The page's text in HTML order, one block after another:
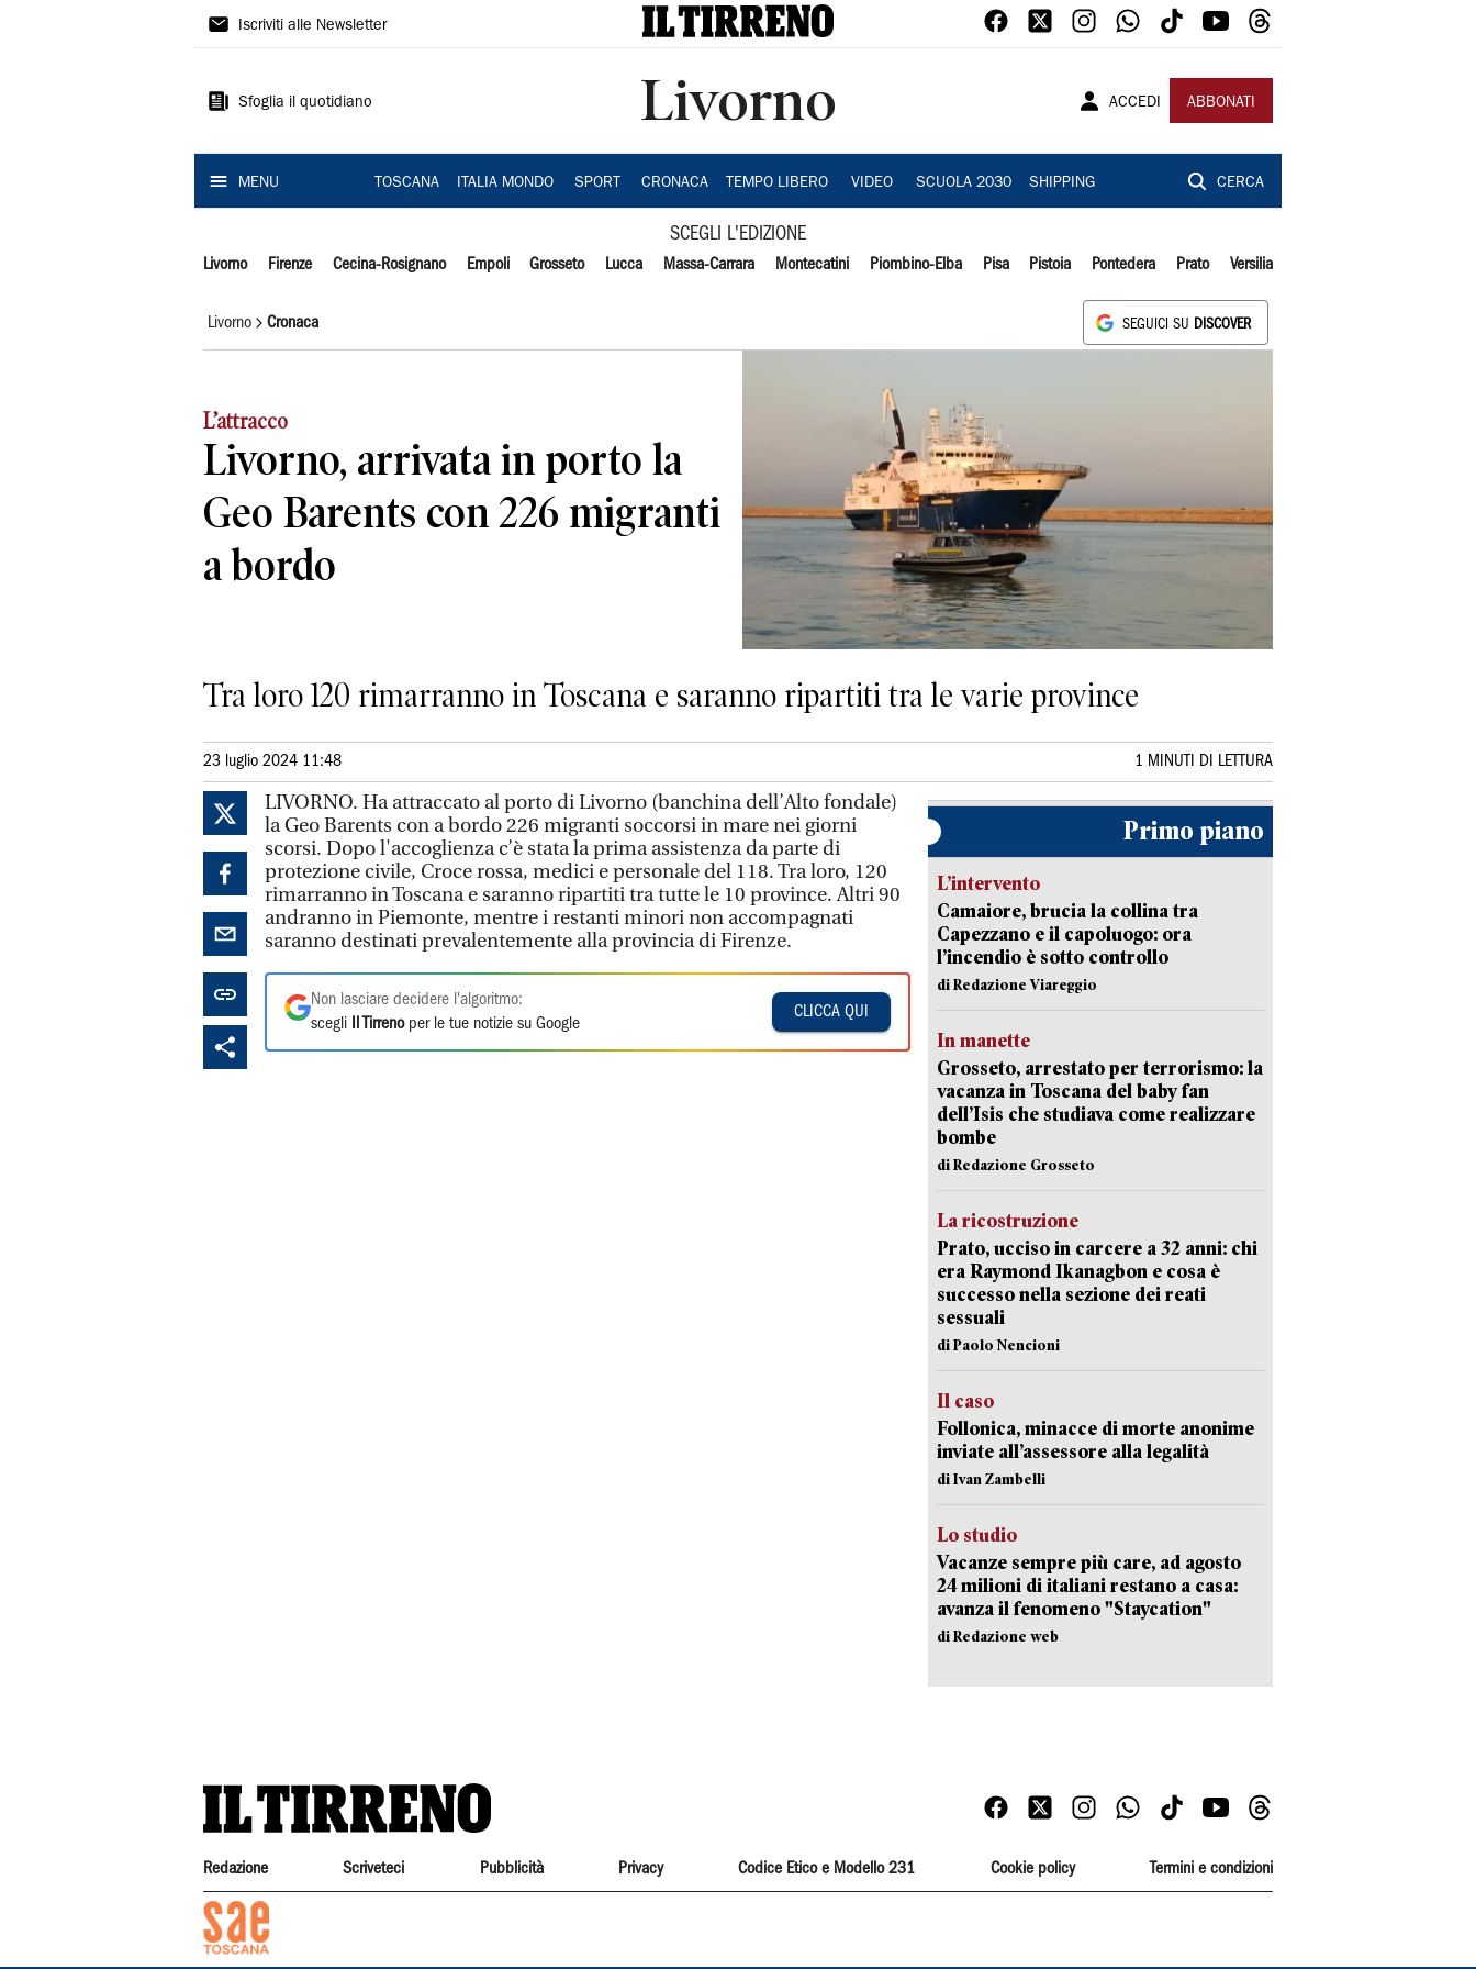
Il
Iscriviti alle Newsletter
Sfoglia il quotidiano Livorno ACCEDI ABBONATI
MENU TOSCANA ITALIA MONDO SPORT CRONACA TEMPO LIBERO VIDEO SCUOLA 2030 SHIPPING CERCA
SCEGLI L'EDIZIONE
Livorno Firenze Cecina-Rosignano Empoli Grosseto Lucca Massa-Carrara Montecatini Piombino-Elba Pisa Pistoia Pontedera Prato Versilia
Livorno Cronaca SEGUICI SU DISCOVER
L’attracco
Livorno, arrivata in porto la
Geo Barents con 226 migranti
a bordo
Tra loro 120 rimarranno in Toscana e saranno ripartiti tra le varie province
23 luglio 2024 11:48 1 MINUTI DI LETTURA
LIVORNO. Ha attraccato al porto di Livorno (banchina dell’Alto fondale)
la Geo Barents con a bordo 226 migranti soccorsi in mare nei giorni
scorsi. Dopo l'accoglienza c’è stata la prima assistenza da parte di
protezione civile, Croce rossa, medici e personale del 118. Tra loro, 120
rimarranno in Toscana e saranno ripartiti tra tutte le 10 province. Altri 90
andranno in Piemonte, mentre i restanti minori non accompagnati
saranno destinati prevalentemente alla provincia di Firenze.
Non lasciare decidere l'algoritmo:
scegli
Il Tirrenoper le tue notizie su Google
CLICCA QUI
Primo piano
L’intervento
Camaiore, brucia la collina tra
Capezzano e il capoluogo: ora
l’incendio è sotto controllo
di Redazione Viareggio
In manette
Grosseto, arrestato per terrorismo: la
vacanza in Toscana del baby fan
dell’Isis che studiava come realizzare
bombe
di Redazione Grosseto
La ricostruzione
Prato, ucciso in carcere a 32 anni: chi
era Raymond Ikanagbon e cosa è
successo nella sezione dei reati
sessuali
di Paolo Nencioni
Il caso
Follonica, minacce di morte anonime
inviate all’assessore alla legalità
di Ivan Zambelli
Lo studio
Vacanze sempre più care, ad agosto
24 milioni di italiani restano a casa:
avanza il fenomeno "Staycation"
di Redazione web
Redazione Scriveteci Pubblicità Privacy Codice Etico e Modello 231 Cookie policy Termini e condizioni